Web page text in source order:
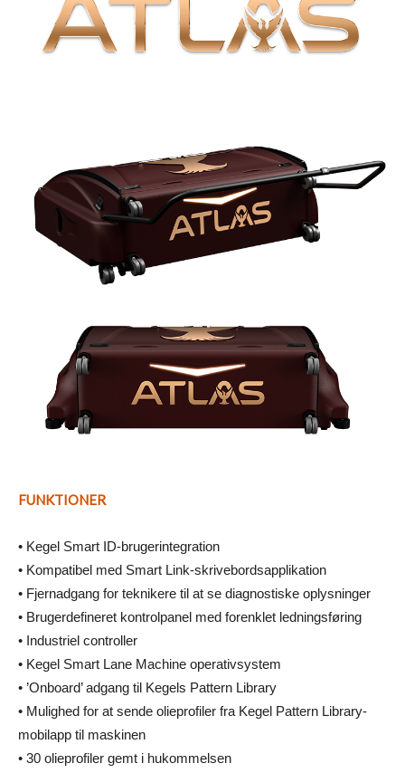
FUNKTIONER
• Kegel Smart ID-brugerintegration
• Kompatibel med Smart Link-skrivebordsapplikation
• Fjernadgang for teknikere til at se diagnostiske oplysninger
• Brugerdefineret kontrolpanel med forenklet ledningsføring
• Industriel controller
• Kegel Smart Lane Machine operativsystem
• ’Onboard’ adgang til Kegels Pattern Library
• Mulighed for at sende olieprofiler fra Kegel Pattern Library-
mobilapp til maskinen
• 30 olieprofiler gemt i hukommelsen